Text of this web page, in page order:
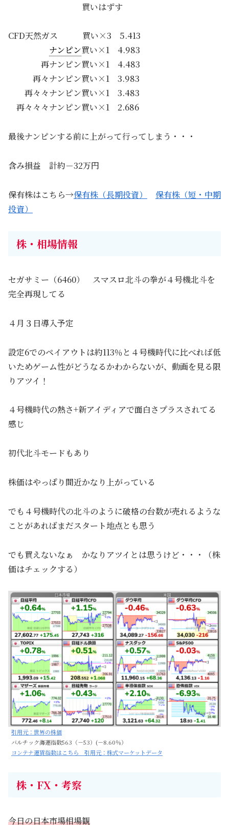
買いはずす
CFD天然ガス 買い×3 5.413
ナンピン買い×1 4.983
再ナンピン買い×1 4.483
再々ナンピン買い×1 3.983
再々々ナンピン買い×1 3.483
再々々々ナンピン買い×1 2.686
最後ナンピンする前に上がって行ってしまう・・・
含み損益 計約－32万円
保有株はこちら→保有株（長期投資）
保有株（短・中期
投資）
株・相場情報
セガサミー（6460） スマスロ北斗の拳が４号機北斗を
完全再現してる
４月３日導入予定
設定6でのペイアウトは約113％と４号機時代に比べれば低
いためゲーム性がどうなるかわからないが、動画を見る限
りアツイ！
４号機時代の熱さ+新アイディアで面白さプラスされてる
感じ
初代北斗モードもあり
株価はやっぱり間近かなり上がっている
でも４号機時代の北斗のように破格の台数が売れるような
ことがあればまだスタート地点とも思う
でも買えないなぁ かなりアツイとは思うけど・・・（株
価はチェックする）
引用元：世界の株価
バルチック海運指数563（－53）(－8.60％）
コンテナ運賃指数はこちら 引用元：株式マーケットデータ
株・FX・考察
今日の日本市場相場観